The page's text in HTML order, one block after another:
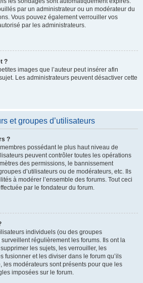
par un administrateur ou un modérateur du
Vous pouvez également verrouiller vos
par les administrateurs.
?
images que l’auteur peut insérer afin
Les administrateurs peuvent désactiver cette
et groupes d’utilisateurs
?
possédant le plus haut niveau de
peuvent contrôler toutes les opérations
des permissions, le bannissement
d’utilisateurs ou de modérateurs, etc. Ils
à modérer l’ensemble des forums. Tout ceci
par le fondateur du forum.
individuels (ou des groupes
régulièrement les forums. Ils ont la
les sujets, les verrouiller, les
fusionner et les diviser dans le forum qu’ils
les modérateurs sont présents pour que les
imposées sur le forum.